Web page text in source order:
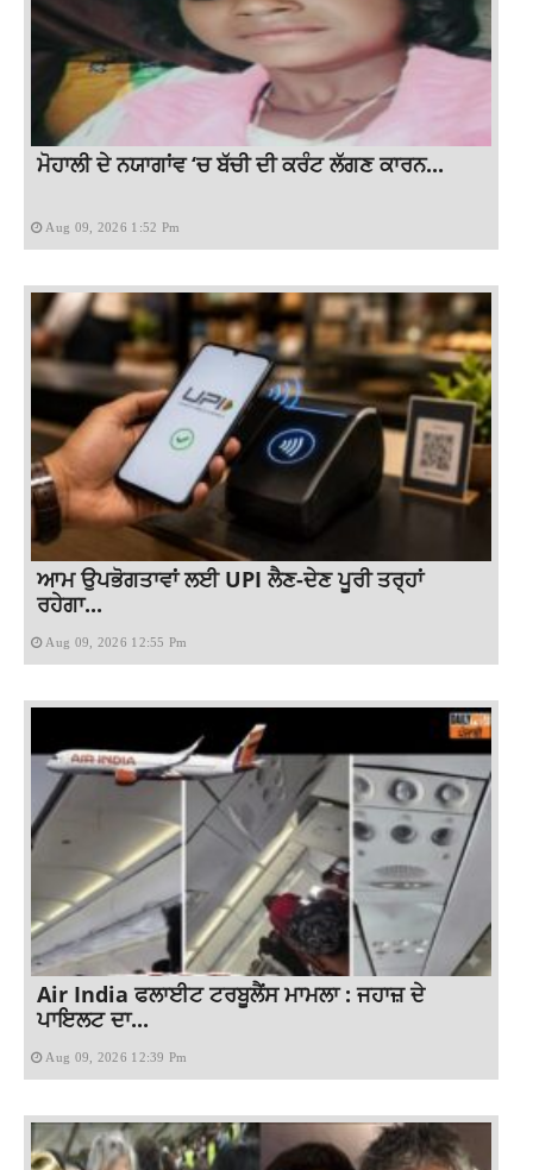
ਮੋਹਾਲੀ ਦੇ ਨਯਾਗਾਂਵ ‘ਚ ਬੱਚੀ ਦੀ ਕਰੰਟ ਲੱਗਣ ਕਾਰਨ...
Aug 09, 2026 1:52 Pm
ਆਮ ਉਪਭੋਗਤਾਵਾਂ ਲਈ UPI ਲੈਣ-ਦੇਣ ਪੂਰੀ ਤਰ੍ਹਾਂ
ਰਹੇਗਾ...
Aug 09, 2026 12:55 Pm
Air India ਫਲਾਈਟ ਟਰਬੂਲੈਂਸ ਮਾਮਲਾ : ਜਹਾਜ਼ ਦੇ
ਪਾਇਲਟ ਦਾ...
Aug 09, 2026 12:39 Pm